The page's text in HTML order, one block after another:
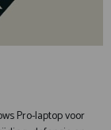
Pro-laptop voor